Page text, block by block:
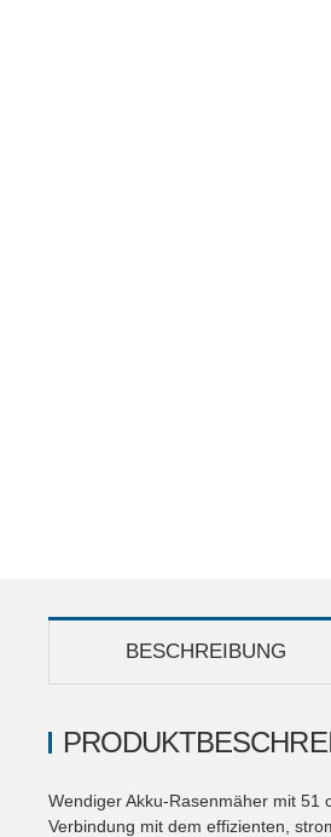
BESCHREIBUNG
Wendiger Akku-Rasenmäher mit 51
Verbindung mit dem effizienten,